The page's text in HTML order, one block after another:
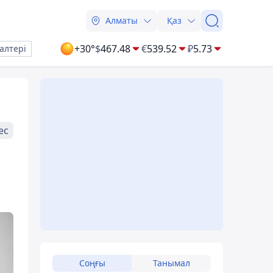
Алматы Қаз
+30°$467.48 €539.52 ₽5.73
Соңғы Танымал